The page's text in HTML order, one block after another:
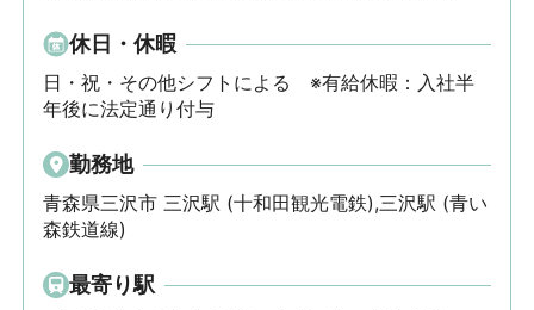
休日・休暇
日・祝・その他シフトによる　※有給休暇：入社半
年後に法定通り付与
勤務地
青森県三沢市 三沢駅 (十和田観光電鉄),三沢駅 (青い
森鉄道線)
最寄り駅